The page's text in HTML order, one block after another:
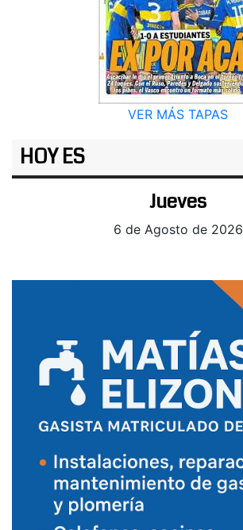
VER MÁS TAPAS
HOY ES
Jueves
6 de Agosto de 2026